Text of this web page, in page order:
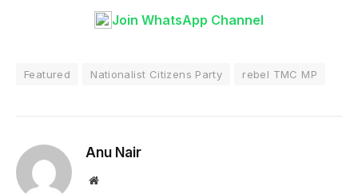
Join WhatsApp Channel
Featured Nationalist Citizens Party rebel TMC MP
Anu Nair
Website